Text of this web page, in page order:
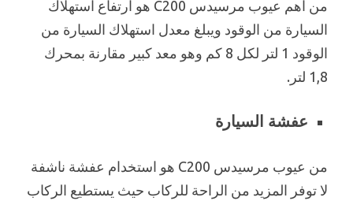
من اهم عيوب مرسيدس C200 هو ارتفاع استهلاك
السيارة من الوقود ويبلغ معدل استهلاك السيارة من
الوقود 1 لتر لكل 8 كم وهو معد كبير مقارنة بمحرك
1,8 لتر.
عفشة السيارة
من عيوب مرسيدس C200 هو استخدام عفشة ناشفة
لا توفر المزيد من الراحة للركاب حيث يستطيع الركاب